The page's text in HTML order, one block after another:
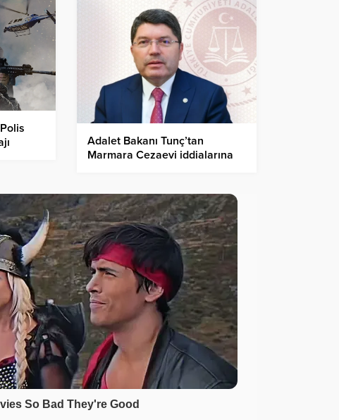
Adalet Bakanı Tunç’tan
Marmara Cezaevi iddialarına